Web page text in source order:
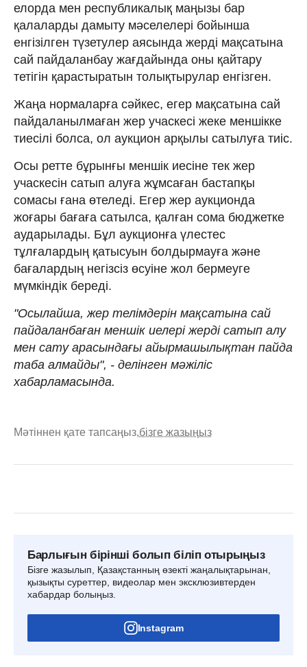
елорда мен республикалық маңызы бар
қалаларды дамыту мәселелері бойынша
енгізілген түзетулер аясында жерді мақсатына
сай пайдаланбау жағдайында оны қайтару
тетігін қарастыратын толықтырулар енгізген.
Жаңа нормаларға сәйкес, егер мақсатына сай
пайдаланылмаған жер учаскесі жеке меншікке
тиесілі болса, ол аукцион арқылы сатылуға тиіс.
Осы ретте бұрынғы меншік иесіне тек жер
учаскесін сатып алуға жұмсаған бастапқы
сомасы ғана өтеледі. Егер жер аукционда
жоғары бағаға сатылса, қалған сома бюджетке
аударылады. Бұл аукционға үлестес
тұлғалардың қатысуын болдырмауға және
бағалардың негізсіз өсуіне жол бермеуге
мүмкіндік береді.
"Осылайша, жер телімдерін мақсатына сай
пайдаланбаған меншік иелері жерді сатып алу
мен сату арасындағы айырмашылықтан пайда
таба алмайды", - делінген мәжіліс
хабарламасында.
Мәтіннен қате тапсаңыз,бізге жазыңыз
Барлығын бірінші болып біліп отырыңыз
Бізге жазылып, Қазақстанның өзекті жаңалықтарынан,
қызықты суреттер, видеолар мен эксклюзивтерден
хабардар болыңыз.
Instagram